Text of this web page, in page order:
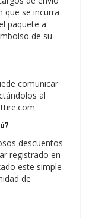
que se incurra
paquete a
de su
comunicar
al
descuentos
registrado en
este simple
de